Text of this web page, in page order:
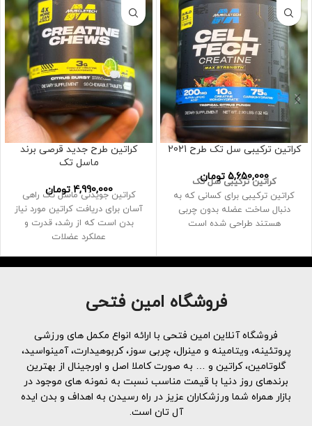
کراتین ترکیبی سل تک طرح 2021
5,650,000 تومان
کراتین ترکیبی سل تک
کراتین ترکیبی برای کسانی که به
دنبال ساخت عضله بدون چربی
هستند طراحی شده است
ویتامین ها را فراهم میکند
کراتین طرح جدید قرصی برند
ماسل تک
4,990,000 تومان
کراتین جویدنی ماسل تک راهی
آسان برای دریافت کراتین مورد نیاز
بدن است که از رشد، قدرت و
عملکرد عضلات
فروشگاه امین فتحی
فروشگاه آنلاین امین فتحی با ارائه انواع مکمل های ورزشی
پروتئینه، ویتامینه و مینرال، چربی سوز، کربوهیدارت، آمینواسید،
گلوتامین، کراتین و … به صورت کاملا اصل و اورجینال از بهترین
برندهای روز دنیا با قیمت مناسب نسبت به نمونه های موجود در
بازار همراه شما ورزشکاران عزیز در راه رسیدن به اهداف و بدن ایده
آل تان است.